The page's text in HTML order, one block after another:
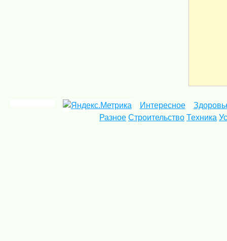
Интересное
Разное Строительство Техника